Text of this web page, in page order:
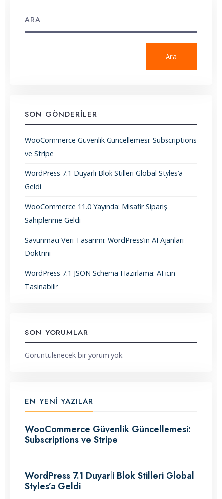
ARA
Ara
SON GÖNDERILER
WooCommerce Güvenlik Güncellemesi: Subscriptions
ve Stripe
WordPress 7.1 Duyarli Blok Stilleri Global Styles’a
Geldi
WooCommerce 11.0 Yayında: Misafir Sipariş
Sahiplenme Geldi
Savunmacı Veri Tasarımı: WordPress’in AI Ajanları
Doktrini
WordPress 7.1 JSON Schema Hazirlama: AI icin
Tasinabilir
SON YORUMLAR
Görüntülenecek bir yorum yok.
EN YENI YAZILAR
WooCommerce Güvenlik Güncellemesi:
Subscriptions ve Stripe
WordPress 7.1 Duyarli Blok Stilleri Global
Styles’a Geldi